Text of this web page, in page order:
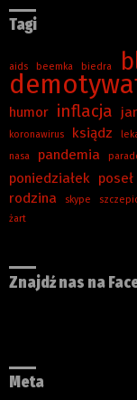
Tagi
aids beemka biedra
humor inflacja
koronawirus ksiądz
nasa pandemia
poniedziałek poseł
rodzina skype
żart
Znajdź nas na
Meta